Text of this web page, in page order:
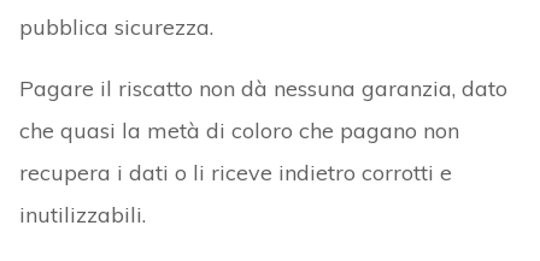
pubblica sicurezza.
Pagare il riscatto non dà nessuna garanzia, dato
che quasi la metà di coloro che pagano non
recupera i dati o li riceve indietro corrotti e
inutilizzabili.